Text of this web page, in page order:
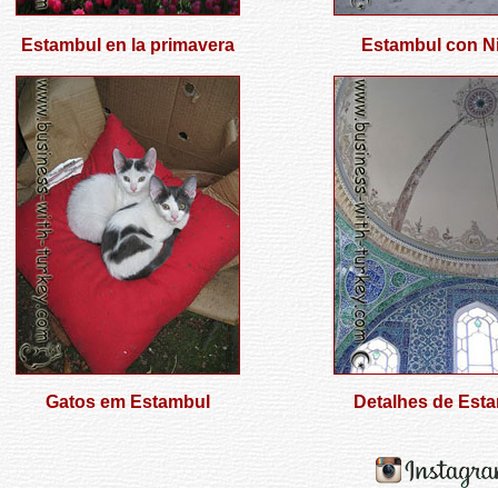
Estambul en la primavera Estambul con
Gatos em Estambul Detalhes de